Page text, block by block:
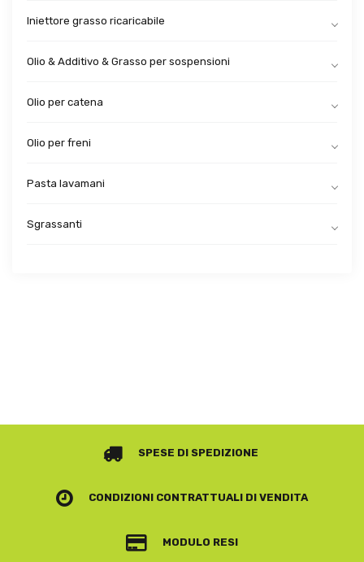
Iniettore grasso ricaricabile
Olio & Additivo & Grasso per sospensioni
Olio per catena
Olio per freni
Pasta lavamani
Sgrassanti
SPESE DI SPEDIZIONE
CONDIZIONI CONTRATTUALIDI VENDITA
MODULO RESI